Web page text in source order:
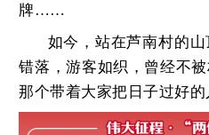
牌……
如今，站在芦南村的
错落，游客如织，曾经不
那个带着大家把日子过好的